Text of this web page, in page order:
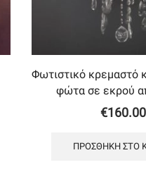
Φωτιστικό κρεμαστό
φώτα σε εκρού
€160.00
ΠΡΟΣΘΉΚΗ ΣΤΟ